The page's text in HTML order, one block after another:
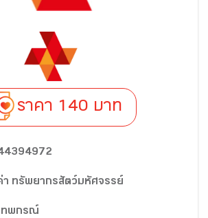
ราคา 140 บาท
า ทรัพยากรสัตว์มหัศจรรย์
ทพกรณ์